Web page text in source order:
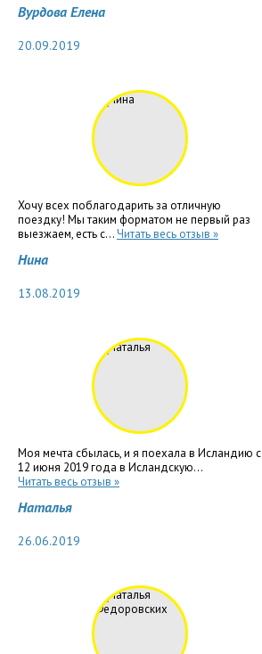
Вурдова Елена
20.09.2019
Хочу всех поблагодарить за отличную
поездку! Мы таким форматом не первый раз
выезжаем, есть с...Читать весь отзыв »
Нина
13.08.2019
Моя мечта сбылась, и я поехала в Исландию с
12 июня 2019 года в Исландскую...
Читать весь отзыв »
Наталья
26.06.2019